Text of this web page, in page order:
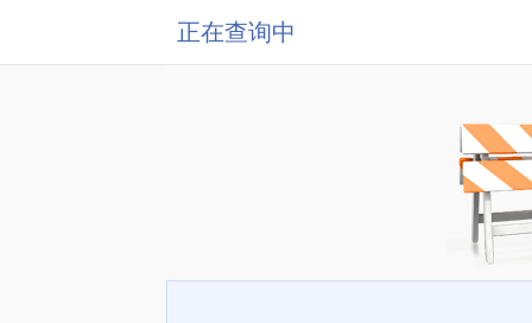
正在查询中